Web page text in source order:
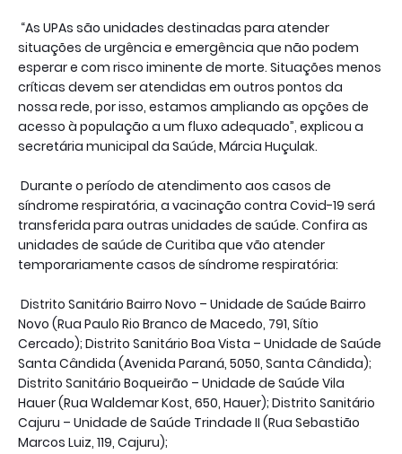
“As UPAs são unidades destinadas para atender
situações de urgência e emergência que não podem
esperar e com risco iminente de morte. Situações menos
críticas devem ser atendidas em outros pontos da
nossa rede, por isso, estamos ampliando as opções de
acesso à população a um fluxo adequado”, explicou a
secretária municipal da Saúde, Márcia Huçulak.
Durante o período de atendimento aos casos de
síndrome respiratória, a vacinação contra Covid-19 será
transferida para outras unidades de saúde. Confira as
unidades de saúde de Curitiba que vão atender
temporariamente casos de síndrome respiratória:
Distrito Sanitário Bairro Novo – Unidade de Saúde Bairro
Novo (Rua Paulo Rio Branco de Macedo, 791, Sítio
Cercado); Distrito Sanitário Boa Vista – Unidade de Saúde
Santa Cândida (Avenida Paraná, 5050, Santa Cândida);
Distrito Sanitário Boqueirão – Unidade de Saúde Vila
Hauer (Rua Waldemar Kost, 650, Hauer); Distrito Sanitário
Cajuru – Unidade de Saúde Trindade II (Rua Sebastião
Marcos Luiz, 119, Cajuru);